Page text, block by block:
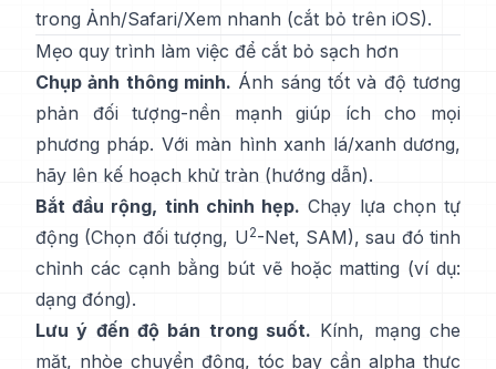
trong Ảnh/Safari/Xem nhanh (cắt bỏ trên iOS).
Mẹo quy trình làm việc để cắt bỏ sạch hơn
Chụp ảnh thông minh. Ánh sáng tốt và độ tương
phản đối tượng-nền mạnh giúp ích cho mọi
phương pháp. Với màn hình xanh lá/xanh dương,
hãy lên kế hoạch khử tràn (hướng dẫn).
Bắt đầu rộng, tinh chỉnh hẹp. Chạy lựa chọn tự
động (Chọn đối tượng, U 2-Net, SAM), sau đó tinh
chỉnh các cạnh bằng bút vẽ hoặc matting (ví dụ:
dạng đóng).
Lưu ý đến độ bán trong suốt. Kính, mạng che
mặt, nhòe chuyển động, tóc bay cần alpha thực